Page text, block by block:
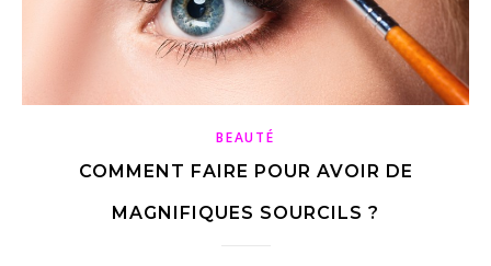
BEAUTÉ
COMMENT FAIRE POUR AVOIR DE
MAGNIFIQUES SOURCILS ?